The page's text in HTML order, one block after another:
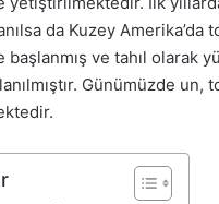
da Kuzey Amerika’da
ve tahıl olarak
Günümüzde un,